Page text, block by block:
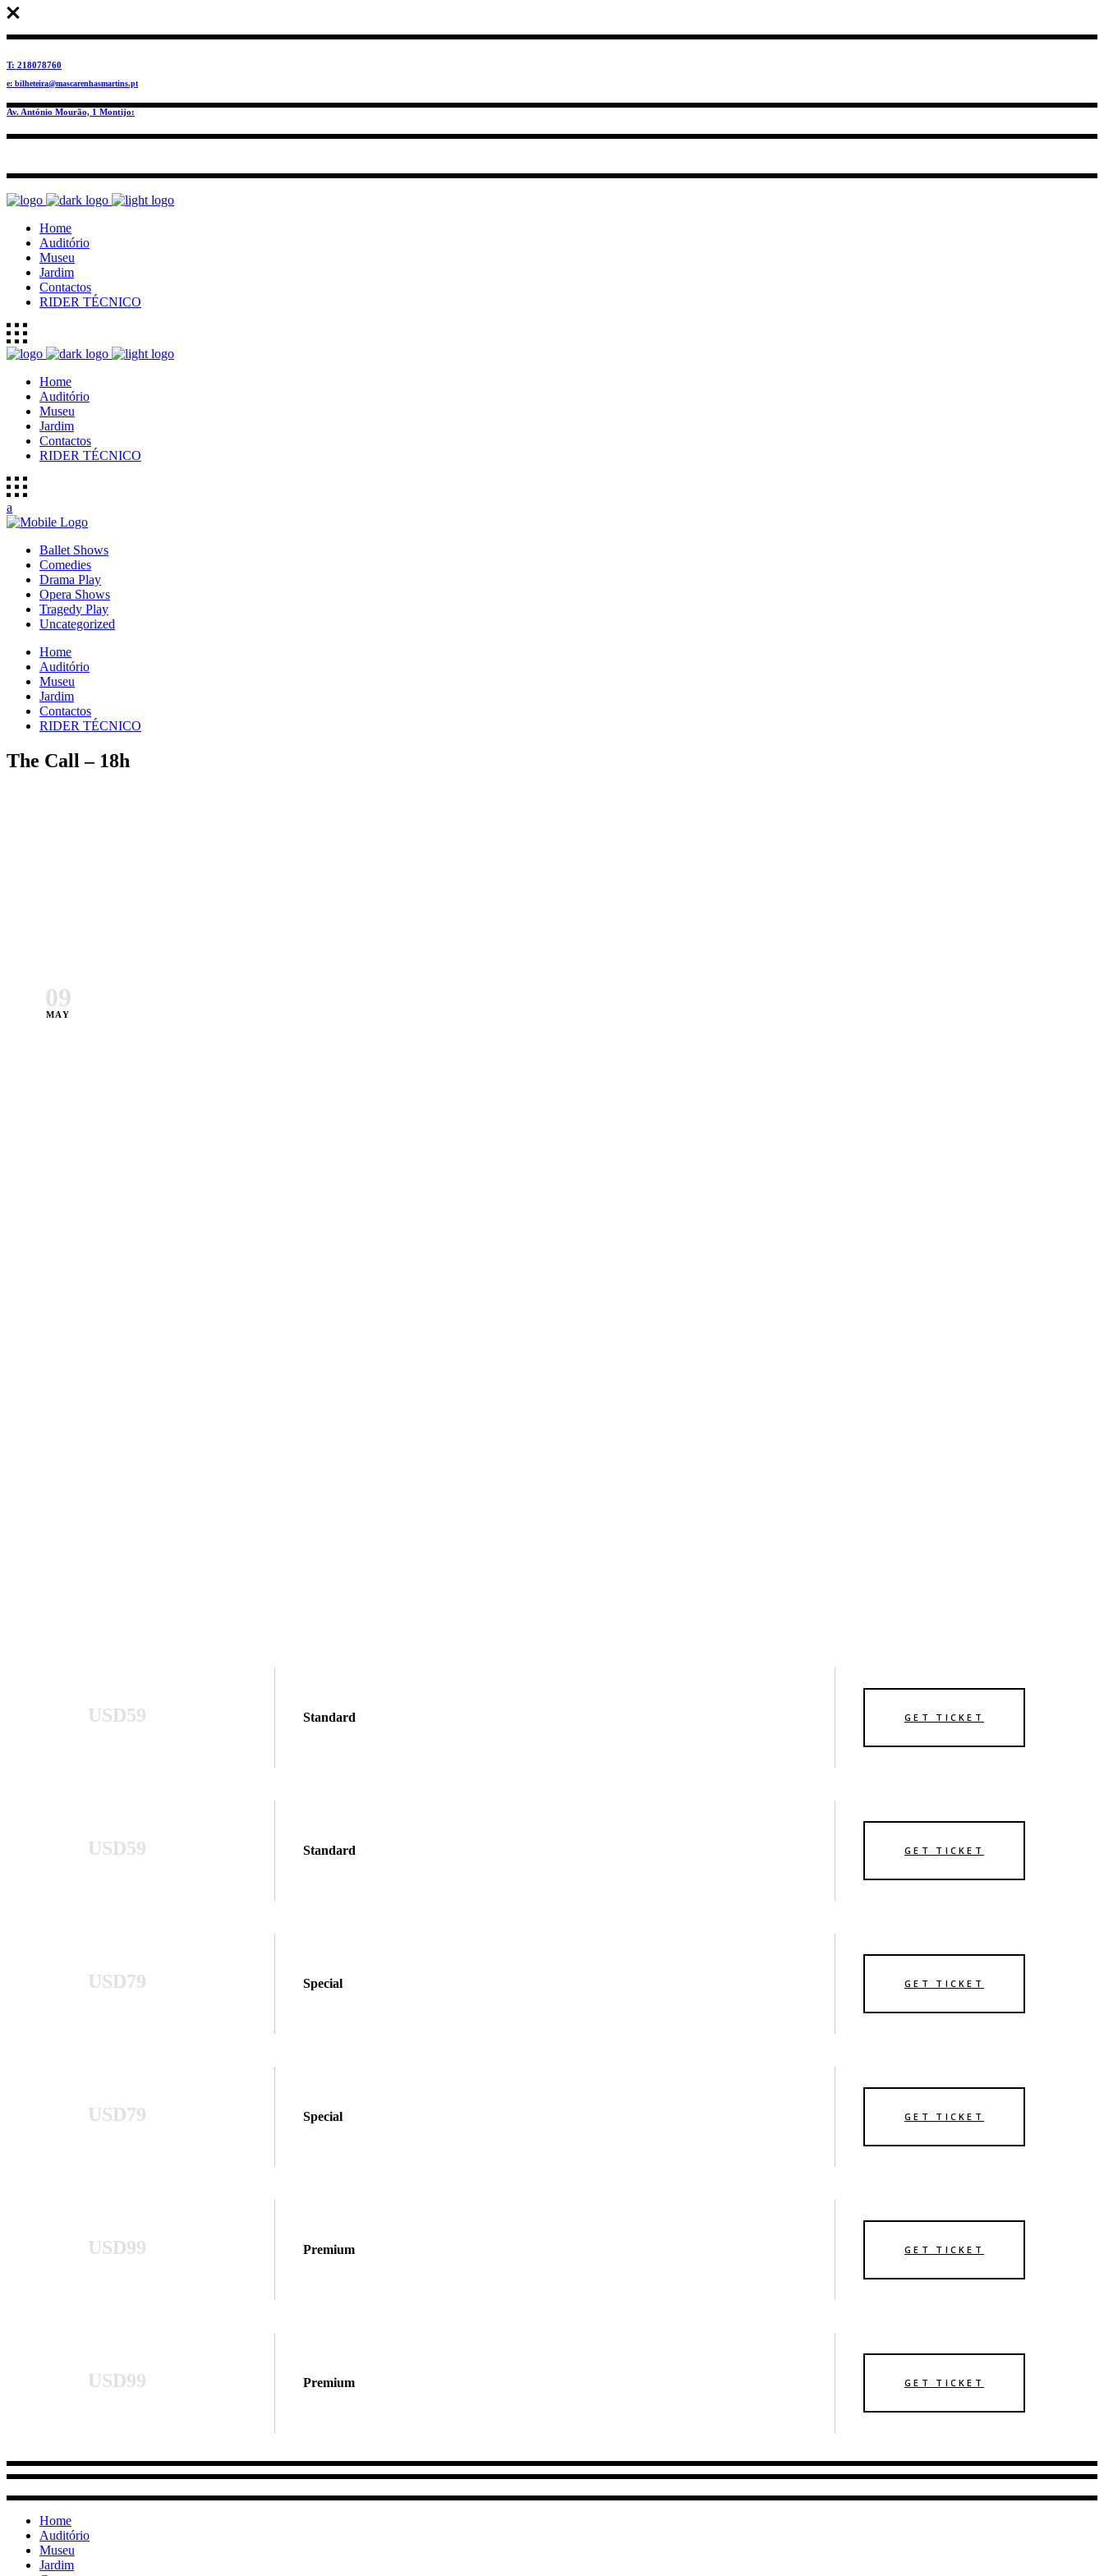
T: 218078760
e: bilheteira@mascarenhasmartins.pt
Av. António Mourão, 1 Montijo:
Home
Auditório
Museu
Jardim
Contactos
RIDER TÉCNICO
Home
Auditório
Museu
Jardim
Contactos
RIDER TÉCNICO
Ballet Shows
Comedies
Drama Play
Opera Shows
Tragedy Play
Uncategorized
Home
Auditório
Museu
Jardim
Contactos
RIDER TÉCNICO
The Call – 18h
09
MAY
USD59 Standard GET TICKET
USD59 Standard GET TICKET
USD79 Special GET TICKET
USD79 Special GET TICKET
USD99 Premium GET TICKET
USD99 Premium GET TICKET
Home
Auditório
Museu
Jardim